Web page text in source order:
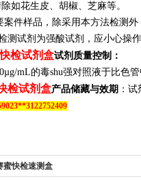
如花生皮、胡椒、芝麻等。
案件样品，除采用本方法检测
测试剂为强酸试剂，应小心操
检试剂盒试剂质量控制：
0µg/mL的毒shu强对照液于比色
检试剂盒产品储藏与效期 ： 试
蜜快检速测盒